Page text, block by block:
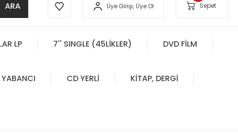
ARA Üye Girişi, Üye Ol Sepet
LP 7'' SINGLE (45LİKLER) DVD FİLM
CD YERLİ KİTAP, DERGİ